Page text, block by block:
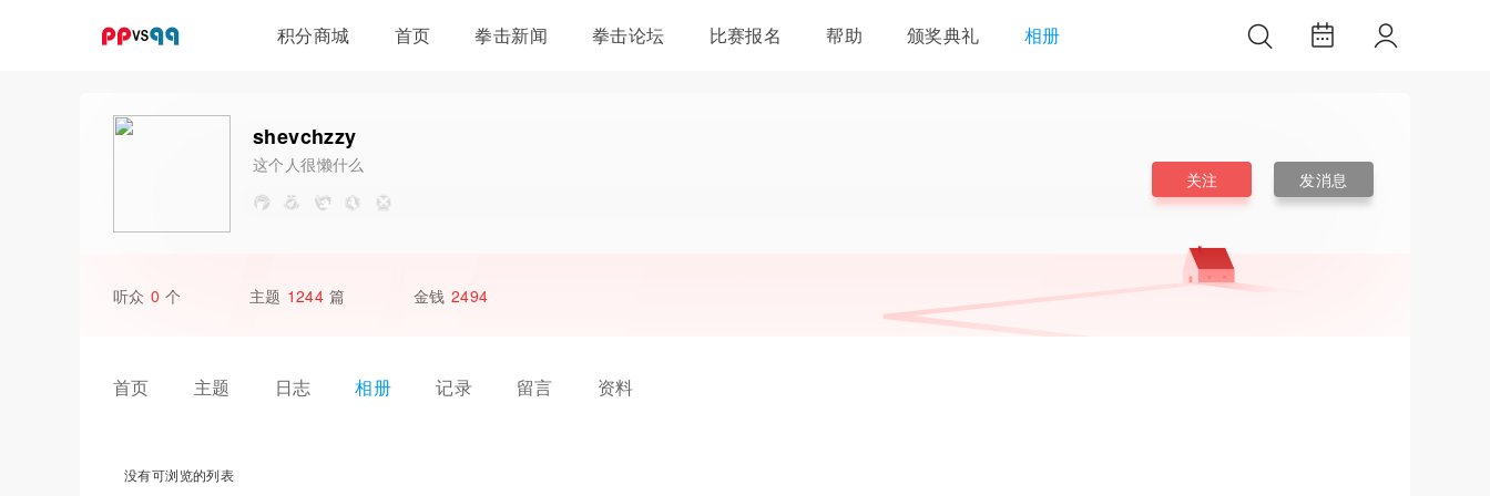
积分商城 首页 拳击新闻 拳击论坛 比赛报名 帮助 颁奖典礼 相册
shevchzzy
这个人很懒什么
关注 发消息
听众 0 个 主题 1244 篇 金钱 2494
首页 主题 日志 相册 记录 留言 资料
没有可浏览的列表